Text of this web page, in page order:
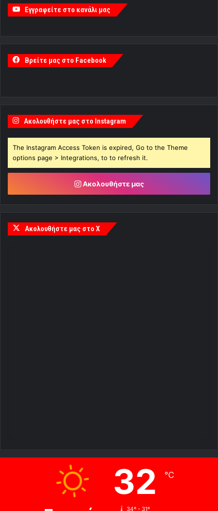
Εγγραφείτε στο κανάλι μας
Βρείτε μας στο Facebook
Ακολουθήστε μας στο Instagram
The Instagram Access Token is expired, Go to the Theme
options page > Integrations, to to refresh it.
Ακολουθήστε μας
Ακολουθήστε μας στο X
32 ℃
34º - 31º